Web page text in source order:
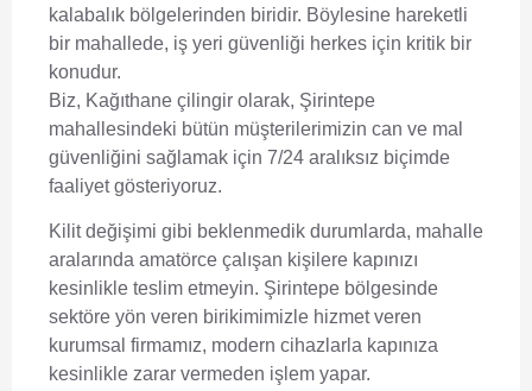
kalabalık bölgelerinden biridir. Böylesine hareketli
bir mahallede, iş yeri güvenliği herkes için kritik bir
konudur.
Biz, Kağıthane çilingir olarak, Şirintepe
mahallesindeki bütün müşterilerimizin can ve mal
güvenliğini sağlamak için 7/24 aralıksız biçimde
faaliyet gösteriyoruz.
Kilit değişimi gibi beklenmedik durumlarda, mahalle
aralarında amatörce çalışan kişilere kapınızı
kesinlikle teslim etmeyin. Şirintepe bölgesinde
sektöre yön veren birikimimizle hizmet veren
kurumsal firmamız, modern cihazlarla kapınıza
kesinlikle zarar vermeden işlem yapar.